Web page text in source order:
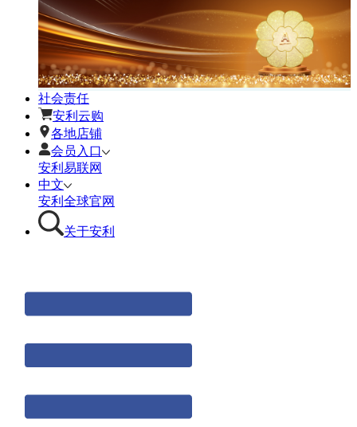
社会责任
安利云购
各地店铺
会员入口
安利易联网
中文
安利全球官网
关于安利